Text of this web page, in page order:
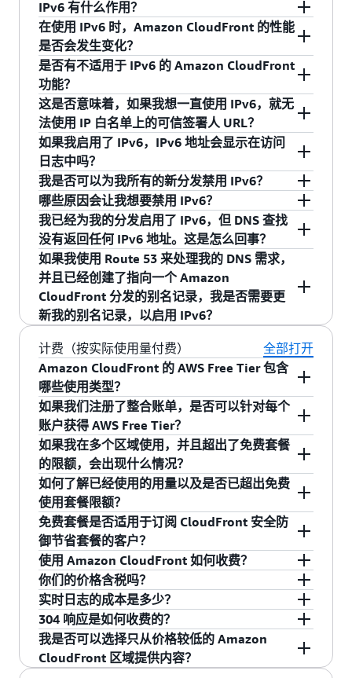
来源响应：当边缘站点处的 CloudFront 服务
器收到后端来源 Web 服务器的响应时，将触
发此事件。
话。当您启用会话粘性时，CloudFront 会设置一
个 Cookie，以便单个会话中来自同一查看者的所
有请求都由一个分发（主要分发或暂存分发）提
供服务。
连接到 Internet 的每个服务器和设备必须拥有的
数字 Internet 协议（IP）地址。随着 Internet 的发
展和使用 Internet 的用户呈指数增长，对 IP 地址
的需求也随之增长。IPv6 是新版 Internet 协议，
与其前身 IPv4 相比，IPv6 使用更大的地址空间。
在使用 IPv4 时，每个 IP 地址的长度为 32 位，这
允许存在 43 亿个唯一的地址。IPv4 地址示例：
192.0.2.1。相比之下，IPv6 地址的长度为 128
位，这允许存在大约 340 万亿个唯一的 IP 地址。
这里有一个 IPv6 地址的例子：
2001:0db8:85a3:0:0:8a2e:0370:7334
IPv6 有什么作用？
使用适用于 Amazon CloudFront 的 IPv6 支持，应
用程序无需任何 IPv6 到 IPv4 转换软件或系统即可
连接到 Amazon CloudFront 边缘站点。您可以满
足政府（包括美国）制定的采用 IPv6 的要求联邦
政府——并受益于 IPv6 的可扩展性、网络管理的
简便性以及额外的内置安全支持。
在使用 IPv6 时，Amazon CloudFront 的性能
是否会发生变化？
不会，无论是使用 IPv4 还是 IPv6，Amazon
CloudFront 的性能都相同。
是否有不适用于 IPv6 的 Amazon CloudFront
功能？
尽管在为您的分发打开 IPv6 之前可能需要对内部
IPv6 地址处理程序进行两处更改，但 Amazon
CloudFront 的所有现有功能将继续适用于 IPv6。
如果您已经打开了Amazon CloudFront 访问日
志功能，那么您一开始将在“c-ip”字段中看到
您的查看者的 IPv6 地址，并且可能需要验证
您的日志处理系统是否继续适用于 IPv6。
为 Amazon CloudFront 分发启用 IPv6 后，您
将在发送到您的原始系统的“X-Forwarded-
For”标头中获取 IPv6 地址。如果您的原始系统
只能处理 IPv4 地址，则您可能需要验证您的
原始系统是否继续适用于 IPv6 地址。
此外，如果您针对可信签署人使用了 IP 白名单，
应针对 IP 白名单上的可信签署人 URL 仅使用 IPv4
分配，但可对所有其他内容使用 IPv4/IPv6 分配。
该模型可避免发生以下问题：如果签名请求是通
过 IPv4 地址到达并也通过该地址进行签署，则只
能让内容请求通过不在白名单上的不同 IPv6 地址
到达。
要了解有关 Amazon CloudFront 中 IPv6 支持的更
多信息，请参阅 Amazon CloudFront 开发人员指
南中的“Amazon CloudFront 上的 IPv6 支持”。
这是否意味着，如果我想一直使用 IPv6，就无
法使用 IP 白名单上的可信签署人 URL？
否。如果您想同时使用 IPv6 和 IP 白名单上的可信
签署人 URL，您应使用两种独立的分发方法。您
应该为 IP 白名单上的可信签署人 URL 专门指定分
配，并针对此分配禁用 IPv6。然后，您将针对所
有其他内容使用另一种同时适用于 IPv4 和 IPv6 的
分发。
如果我启用了 IPv6，IPv6 地址会显示在访问
日志中吗？
会，如果您已经启用了 Amazon CloudFront 访问
日志功能，您的查看者的 IPv6 地址现在将在访问
日志的“c-ip”字段中显示。在为您的分配打开 IPv6
之前，您可能需要验证您的日志处理系统是否继
续适用于 IPv6 地址。如果您遇到任何影响工具或
软件处理访问日志中 IPv6 地址的能力的 IPv6 流量
问题，请联系开发人员支持。有关更多详细信
息，请参阅Amazon CloudFront 访问日志文档。
我是否可以为我所有的新分发禁用 IPv6？
可以，对于新分发和现有分发，您可以使用
Amazon CloudFront 控制台或 API 来按分发启用/
禁用 IPv6。
哪些原因会让我想要禁用 IPv6？
在与客户的讨论中，我们听到的唯一一个常见案
例就是内部 IP 地址处理。为 Amazon CloudFront
分发启用 IPv6 后，您除了可以在详细的访问日志
中获取 IPv6 地址外，还可以在发送到您的原始系
统的“X-Forwarded-For”标头中获取 IPv6 地址。如
果您的原始系统只能处理 IPv4 地址，则在为您的
分发打开 IPv6 之前，您可能需要验证您的原始系
统是否继续适用于 IPv6 地址。
我已经为我的分发启用了 IPv6，但 DNS 查找
没有返回任何 IPv6 地址。这是怎么回事？
虽然 Amazon CloudFront 在全球拥有非常多的连
接，但仍然有一些网络还没有普及 IPv6 连接。虽
然从长远来看，很显然 IPv6 才是 Internet 的未
来，但在可预见的未来，Internet 上的每个终端节
点将仍然使用 IPv4 连接。当我们发现 Internet 某
些部分的 IPv4 连接性比 IPv6 连接性好时，我们就
会更愿意使用前者。
如果我使用 Route 53 来处理我的 DNS 需求，
并且已经创建了指向一个 Amazon
CloudFront 分发的别名记录，我是否需要更
新我的别名记录，以启用 IPv6？
需要，您可以创建指向您的 Amazon CloudFront
分发的 Route 53 别名记录，以分别使用“A”和
“AAAA”记录类型来支持 IPv4 和 IPv6。如果您想
仅启用 IPv4，则只需要一个“A”类型的别名记录即
可。有关别名资源记录集的详细信息，请参阅
Amazon Route 53 开发人员指南。
计费（按实际使用量付费）
全部打开
Amazon CloudFront 的 AWS Free Tier 包含
哪些使用类型？
从 2021 年 12 月 1 日开始，所有 AWS 客户都将
获得每月 1 TB 的数据传出、1000 万次
HTTP/HTTPS 请求以及 200 万次 CloudFront 函数
调用的使用配额。免费套餐不包括所有其他使用
类型（例如 Invalidations、Proxy requests、
Lambda@edge、Origin shield、Data Transfer to
Origin 等）。
如果我们注册了整合账单，是否可以针对每个
账户获得 AWS Free Tier？
不能。使用整合账单跨多个账户间统一付款的客
户，每个组织只能获得一个 Free Tier。
如果我在多个区域使用，并且超出了免费套餐
的限额，会出现什么情况？
1 TB 数据传输和 1000 万次请求是所有边缘位置
的每月免费套餐上限。如果用量超过了每月免费
套餐上限，您只需按各个区域的 AWS 按需服务标
准费率付费即可。请参阅 AWSCloudFront 定价页
面了解完整的定价详情。
如何了解已经使用的用量以及是否已超出免费
使用套餐限额？
登录您的账户并进入账单和成本管理控制面板，
您可以按区域查看当前和过去的使用活动。在此
面板中，您可以通过AWS Budgets管理成本和使
用情况、通过Cost Explorer 成本管理服务显示成
本动因和使用趋势，并通过成本和使用情况报告
深入了解您的成本。 要了解有关如何控制 AWS 成
本的更多信息，请查看“控制 AWS 成本”10 分钟教
程。
免费套餐是否适用于订阅 CloudFront 安全防
御节省套餐的客户？
订阅 CloudFront 安全防御节省套餐的客户也可以
享受免费套餐。如果因为免费套餐，您觉得有必
要降低对 CloudFront 安全防御节省套餐捆绑包的
承诺，请联系客户服务部，我们将评估您的更改
请求。未来几天，我们将提供更多的细节。敬请
关注。
使用 Amazon CloudFront 如何收费？
Amazon CloudFront 根据以下五个方面的服务实
际使用量进行收费：数据传出、HTTP/HTTPS 请
求、失效请求、实时日志请求，以及与
CloudFront 分发相关联的专用 IP 自定义 SSL 证
书。
你们的价格含税吗？
除非另行说明，否则我们的价格不包含适用的税
费和关税（包括增值税和适用的销售税）。使用
日本账单地址的客户若要使用 AWS，则需缴纳日
本消费税。了解详情。
实时日志的成本是多少？
如果您的分发每秒提供 1000 个请求及 1KB 的日
志大小，并在美国东部（俄亥俄州）创建具有 2
个分片的 Kinesis 数据流：
304 响应是如何收费的？
304 是对条件 GET 请求的响应，将导致对
HTTP/HTTPS 请求和向 Internet 传输的数据进行
我是否可以选择只从价格较低的 Amazon
CloudFront 区域提供内容？